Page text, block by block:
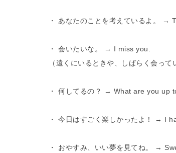
・ あなたのことを考えているよ。 →
・ 会いたいな。 → I miss you.
（遠くにいるときや、しばらく会っ
・ 何してるの？ → What are you up
・ 今日はすごく楽しかったよ！ → I
・ おやすみ、いい夢を見てね。 →